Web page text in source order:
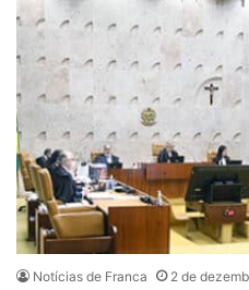
Notícias de Franca 2 de